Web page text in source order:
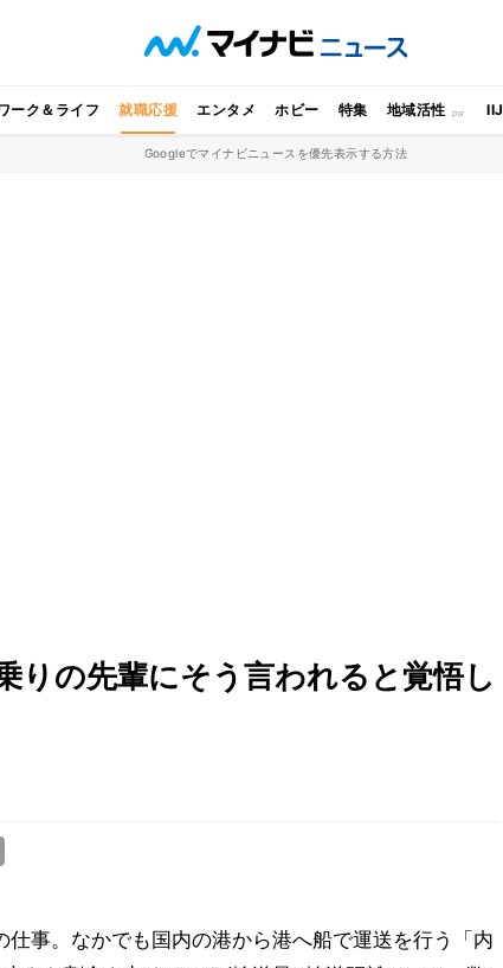
ーク＆ライフ 就職応援 エンタメ ホビー 特集 地域活性 IIJ
Googleでマイナビニュースを優先表示する方法
りの先輩にそう言われると覚悟し
事。なかでも国内の港から港へ船で運送を行う「内